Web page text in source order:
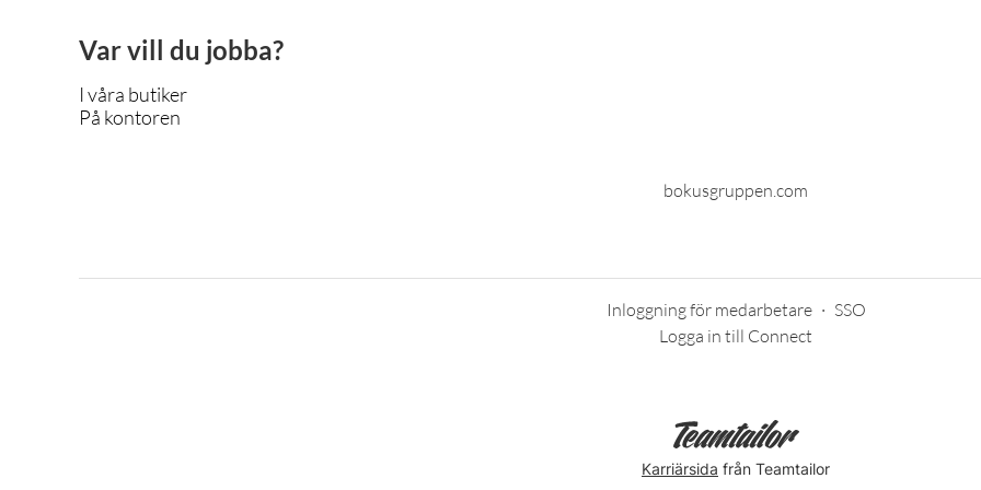
Var vill du jobba?
I våra butiker
På kontoren
bokusgruppen.com
Inloggning för medarbetare · SSO
Logga in till Connect
Karriärsida från Teamtailor